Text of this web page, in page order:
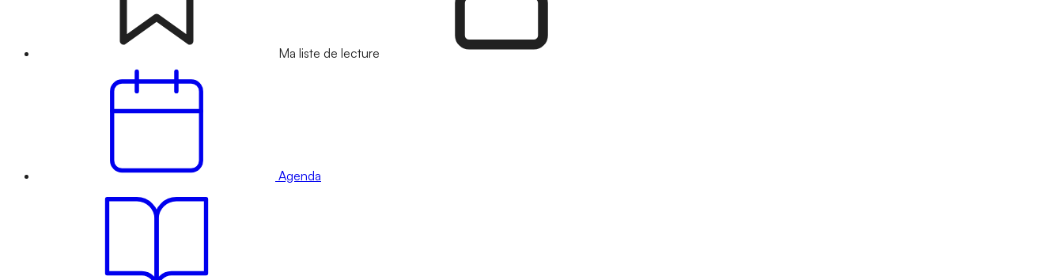
Ma liste de lecture
Agenda